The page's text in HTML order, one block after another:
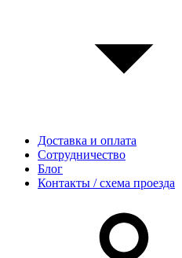
Доставка и оплата
Сотрудничество
Блог
Контакты / схема проезда